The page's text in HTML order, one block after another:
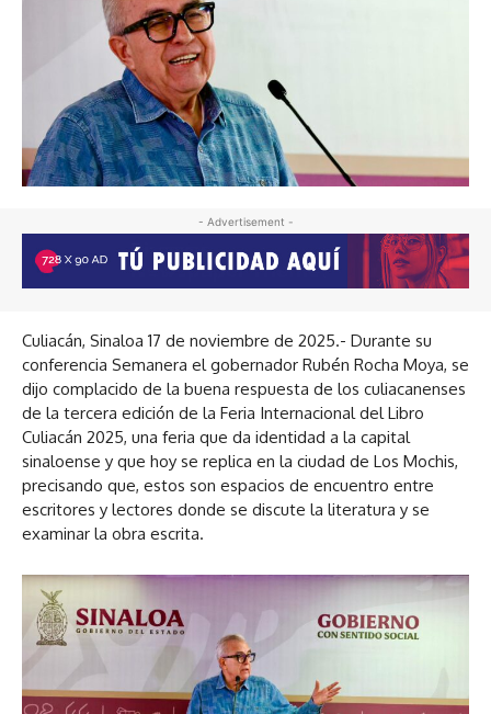
- Advertisement -
Culiacán, Sinaloa 17 de noviembre de 2025.- Durante su
conferencia Semanera el gobernador Rubén Rocha Moya, se
dijo complacido de la buena respuesta de los culiacanenses
de la tercera edición de la Feria Internacional del Libro
Culiacán 2025, una feria que da identidad a la capital
sinaloense y que hoy se replica en la ciudad de Los Mochis,
precisando que, estos son espacios de encuentro entre
escritores y lectores donde se discute la literatura y se
examinar la obra escrita.